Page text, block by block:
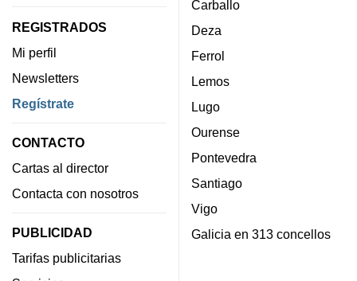
REGISTRADOS
Mi perfil
Newsletters
Regístrate
CONTACTO
Cartas al director
Contacta con nosotros
PUBLICIDAD
Tarifas publicitarias
Carballo
Deza
Ferrol
Lemos
Lugo
Ourense
Pontevedra
Santiago
Vigo
Galicia en 313 concellos